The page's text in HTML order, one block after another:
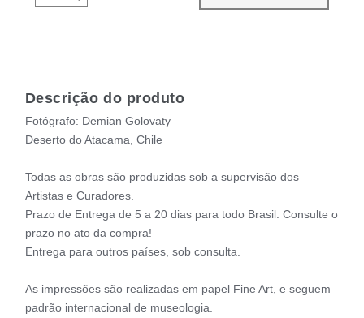
Descrição do produto
Fotógrafo: Demian Golovaty
Deserto do Atacama, Chile
Todas as obras são produzidas sob a supervisão dos
Artistas e Curadores.
Prazo de Entrega de 5 a 20 dias para todo Brasil. Consulte o
prazo no ato da compra!
Entrega para outros países, sob consulta.
As impressões são realizadas em papel Fine Art, e seguem
padrão internacional de museologia.